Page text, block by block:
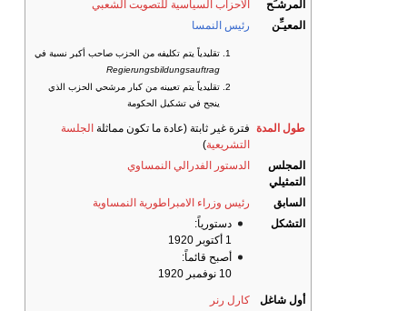
المرشـِّح
الأحزاب السياسية للتصويت الشعبي
المعيـِّن
رئيس النمسا
تقليدياً يتم تكليفه من الحزب صاحب أكبر نسبة في
Regierungsbildungsauftrag
تقليدياً يتم تعيينه من كبار مرشحي الحزب الذي
ينجح في تشكيل الحكومة
طول المدة فترة غير ثابتة (عادة ما تكون مماثلة الجلسة
التشريعية)
المجلس
التمثيلي
الدستور الفدرالي النمساوي
السابق
رئيس وزراء الامبراطورية النمساوية
التشكل
دستورياً:
1 أكتوبر 1920
أصبح قائماً:
10 نوفمبر 1920
أول شاغل كارل رنر